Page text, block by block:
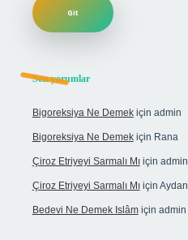
Son yorumlar
Bigoreksiya Ne Demekiçin admin
Bigoreksiya Ne Demekiçin Rana
Çiroz Etriyeyi Sarmalı Mıiçin admin
Çiroz Etriyeyi Sarmalı Mıiçin Aydan
Bedevi Ne Demek Islâmiçin admin